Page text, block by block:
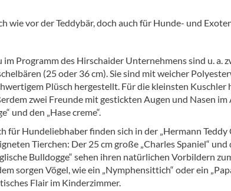
wie vor der Teddybär, doch auch für Hunde- und
im Programm des Hirschaider Unternehmens sind u. a.
(25 oder 36 cm). Sie sind mit weicher
Plüsch hergestellt. Für die kleinsten Kuschler
zwei Freunde mit gestickten Augen und Nasen im
und den „Hase creme“.
für Hundeliebhaber finden sich in der „Hermann Teddy
Tierchen: Der 25 cm große „Charles Spaniel“
Bulldogge“ sehen ihren natürlichen Vorbildern
sorgen Vögel, wie ein „Nymphensittich“ oder ein
Flair im Kinderzimmer.